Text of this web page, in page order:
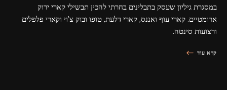
במסגרת גיליון שעסק בתבלינים בחרתי להכין תבשילי קארי ירוק
ארומטיים. קארי עוף ואננס, קארי דלעת, טופו ובוק צ'וי וקארי פלפלים
ורצועות סינטה.
קרא עוד